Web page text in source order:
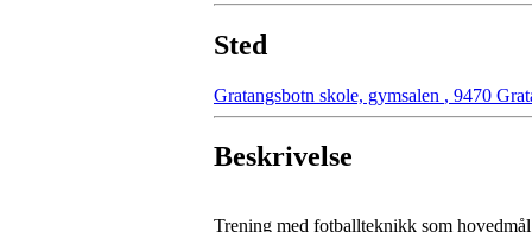
Sted
Gratangsbotn skole, gymsalen , 9470
Beskrivelse
Trening med fotballteknikk som